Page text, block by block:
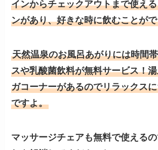
インからチェックアウトまで使え
ンがあり、好きな時に飲むことが
天然温泉のお風呂あがりには時間
スや乳酸菌飲料が無料サービス！
ガコーナーがあるのでリラックス
ですよ。
マッサージチェアも無料で使える